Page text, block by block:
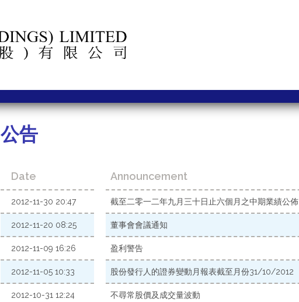
公告
Date Announcement
2012-11-30 20:47 截至二零一二年九月三十日止六個月之中期業績公佈
2012-11-20 08:25 董事會會議通知
2012-11-09 16:26 盈利警告
2012-11-05 10:33 股份發行人的證券變動月報表截至月份31/10/2012
2012-10-31 12:24 不尋常股價及成交量波動